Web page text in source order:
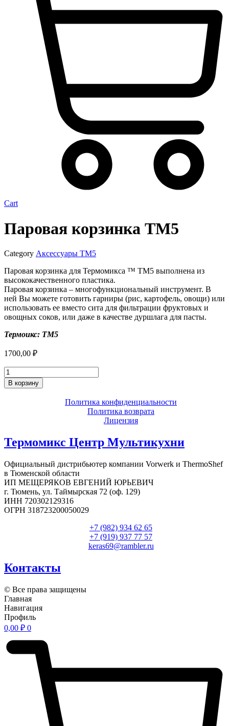
Cart
Паровая корзинка ТМ5
Category Аксессуары ТМ5
Паровая корзинка для Термомикса ™ ТМ5 выполнена из
высококачественного пластика.
Паровая корзинка – многофункциональный инструмент. В
ней Вы можете готовить гарниры (рис, картофель, овощи) или
использовать ее вместо сита для фильтрации фруктовых и
овощных соков, или даже в качестве дуршлага для пасты.
Термоикс: ТМ5
1700,00 ₽
Количество
товара
Паровая
В корзину
Политика конфиденциальности
Политика возврата
Лицензия
Термомикс Центр Мультикухни
Официальный дистрибьютер компании Vorwerk и ThermoShef
в Тюменской области
ИП МЕЩЕРЯКОВ ЕВГЕНИЙ ЮРЬЕВИЧ
г. Тюмень, ул. Таймырская 72 (оф. 129)
ИНН 720302129316
ОГРН 318723200050029
+7 (982) 934 62 65
+7 (919) 937 77 57
keras69@rambler.ru
Контакты
© Все права защищены
Главная
Навигация
Профиль
0,00 ₽ 0